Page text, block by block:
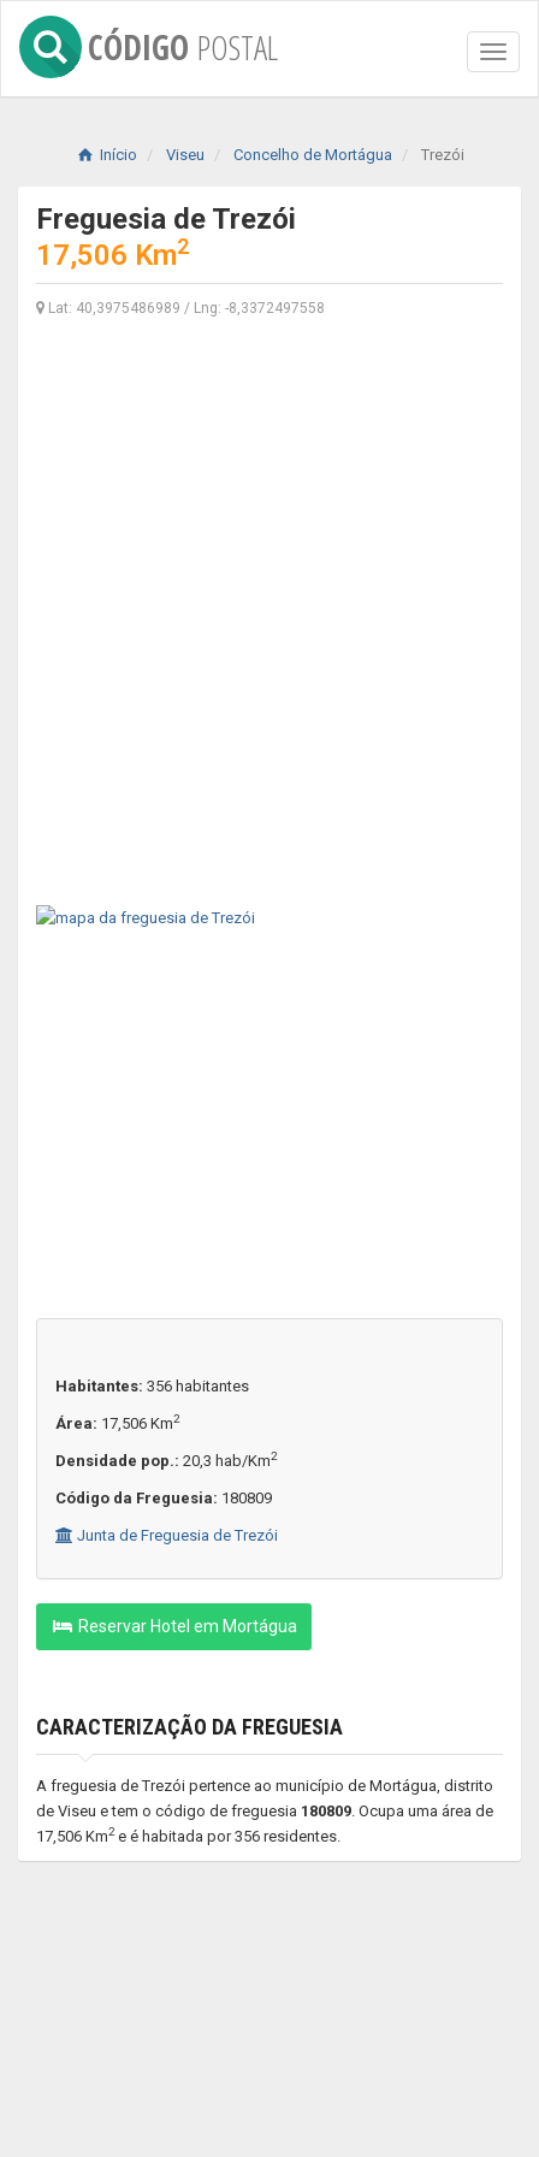
Toggle
CÓDIGO POSTAL
Início Viseu Concelho de Mortágua Trezói
Freguesia de Trezói
17,506 Km2
Lat: 40,3975486989 / Lng: -8,3372497558
Habitantes: 356 habitantes
Área: 17,506 Km2
Densidade pop.: 20,3 hab/Km2
Código da Freguesia: 180809
Junta de Freguesia de Trezói
Reservar Hotel em Mortágua
CARACTERIZAÇÃO DA FREGUESIA
A freguesia de Trezói pertence ao município de Mortágua, distrito
de Viseu e tem o código de freguesia 180809. Ocupa uma área de
17,506 Km2e é habitada por 356 residentes.